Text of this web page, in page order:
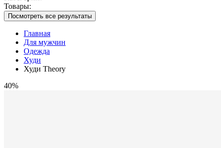
Товары:
Посмотреть все результаты
Главная
Для мужчин
Одежда
Худи
Худи Theory
40%